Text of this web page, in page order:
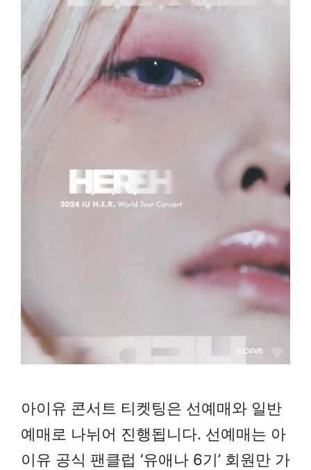
아이유 콘서트 티켓팅은 선예매와 일반
예매로 나뉘어 진행됩니다. 선예매는 아
이유 공식 팬클럽 ‘유애나 6기’ 회원만 가